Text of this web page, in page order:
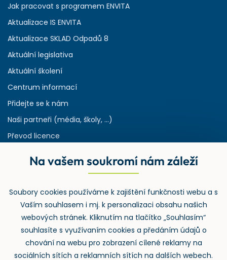
Jak pracovat s programem ENVITA
Aktualizace IS ENVITA
Aktualizace SKLAD Odpadů 8
Aktuální legislativa
Aktuální školení
Centrum informací
Přidejte se k nám
Naši partneři (média, školy, ...)
Převod licence
Rejstřík používaných zkratek v odpadech
Zpětný odběr
Na vašem soukromí nám záleží
Soubory cookies používáme k zajištění funkčnosti webu a s
Vaším souhlasem i mj. k personalizaci obsahu našich
webových stránek. Kliknutím na tlačítko „Souhlasím“
souhlasíte s využívaním cookies a předáním údajů o
chování na webu pro zobrazení cílené reklamy na
sociálních sítích a reklamních sítích na dalších webech.